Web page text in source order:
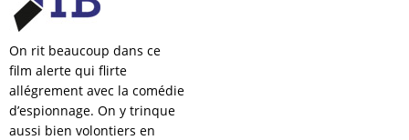
On rit beaucoup dans ce
film alerte qui flirte
allégrement avec la comédie
d’espionnage. On y trinque
aussi bien volontiers en